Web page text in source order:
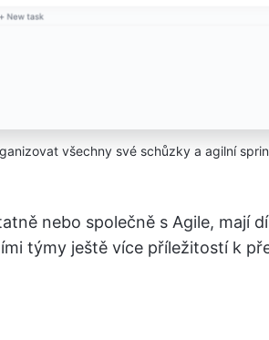
všechny své schůzky a agilní
nebo společně s Agile, mají
týmy ještě více příležitostí k